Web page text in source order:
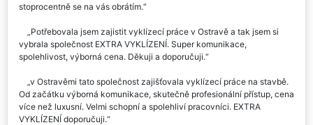
stoprocentně se na vás obrátím.
Potřebovala jsem zajistit vyklízecí práce v Ostravě a tak jsem si
vybrala společnost EXTRA VYKLÍZENÍ. Super komunikace,
spolehlivost, výborná cena. Děkuji a doporučuji.
v Ostravěmi tato společnost zajišťovala vyklízecí práce na stavbě.
Od začátku výborná komunikace, skutečně profesionální přístup, cena
více než luxusní. Velmi schopní a spolehliví pracovníci. EXTRA
VYKLÍZENÍ doporučuji.